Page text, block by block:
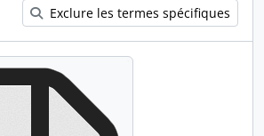
Exclure les termes spécifiques